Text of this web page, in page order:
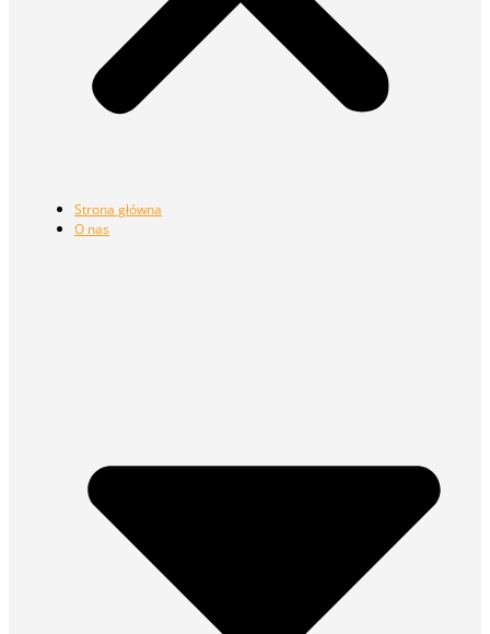
Strona główna
O nas